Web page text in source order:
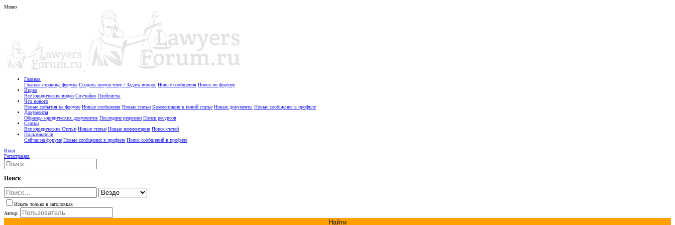
Меню
Главная
Главная страница форума Создать новую тему / Задать вопрос Новые сообщения Поиск по форуму
Видео
Все юридические видео Случайно Плейлисты
Что нового
Новые события на форуме Новые сообщения Новые статьи Комментарии к новой статье Новые документы Новые сообщения в профиле
Документы
Образцы юридических документов Последние рецензии Поиск ресурсов
Статьи
Все юридические Статьи Новые статьи Новые комментарии Поиск статей
Пользователи
Сейчас на форуме Новые сообщения в профиле Поиск сообщений в профиле
Вход
Регистрация
Поиск
Искать только в заголовках
Автор:
Найти